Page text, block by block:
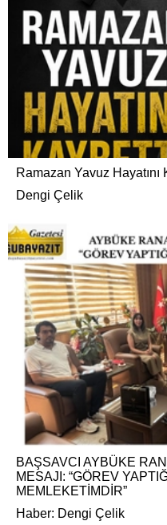
Ramazan Yavuz Hayatını
Dengi Çelik
BAŞSAVCI AYBÜKE
MESAJI: “GÖREV
MEMLEKETİMDİR”
Haber: Dengi Çelik